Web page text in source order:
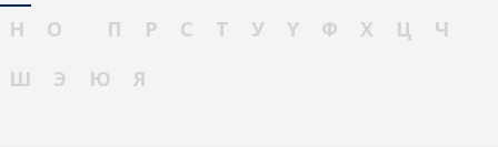
Н
О П Р С Т У Ү Ф Х Ц
Ч
Ш
Э Ю Я